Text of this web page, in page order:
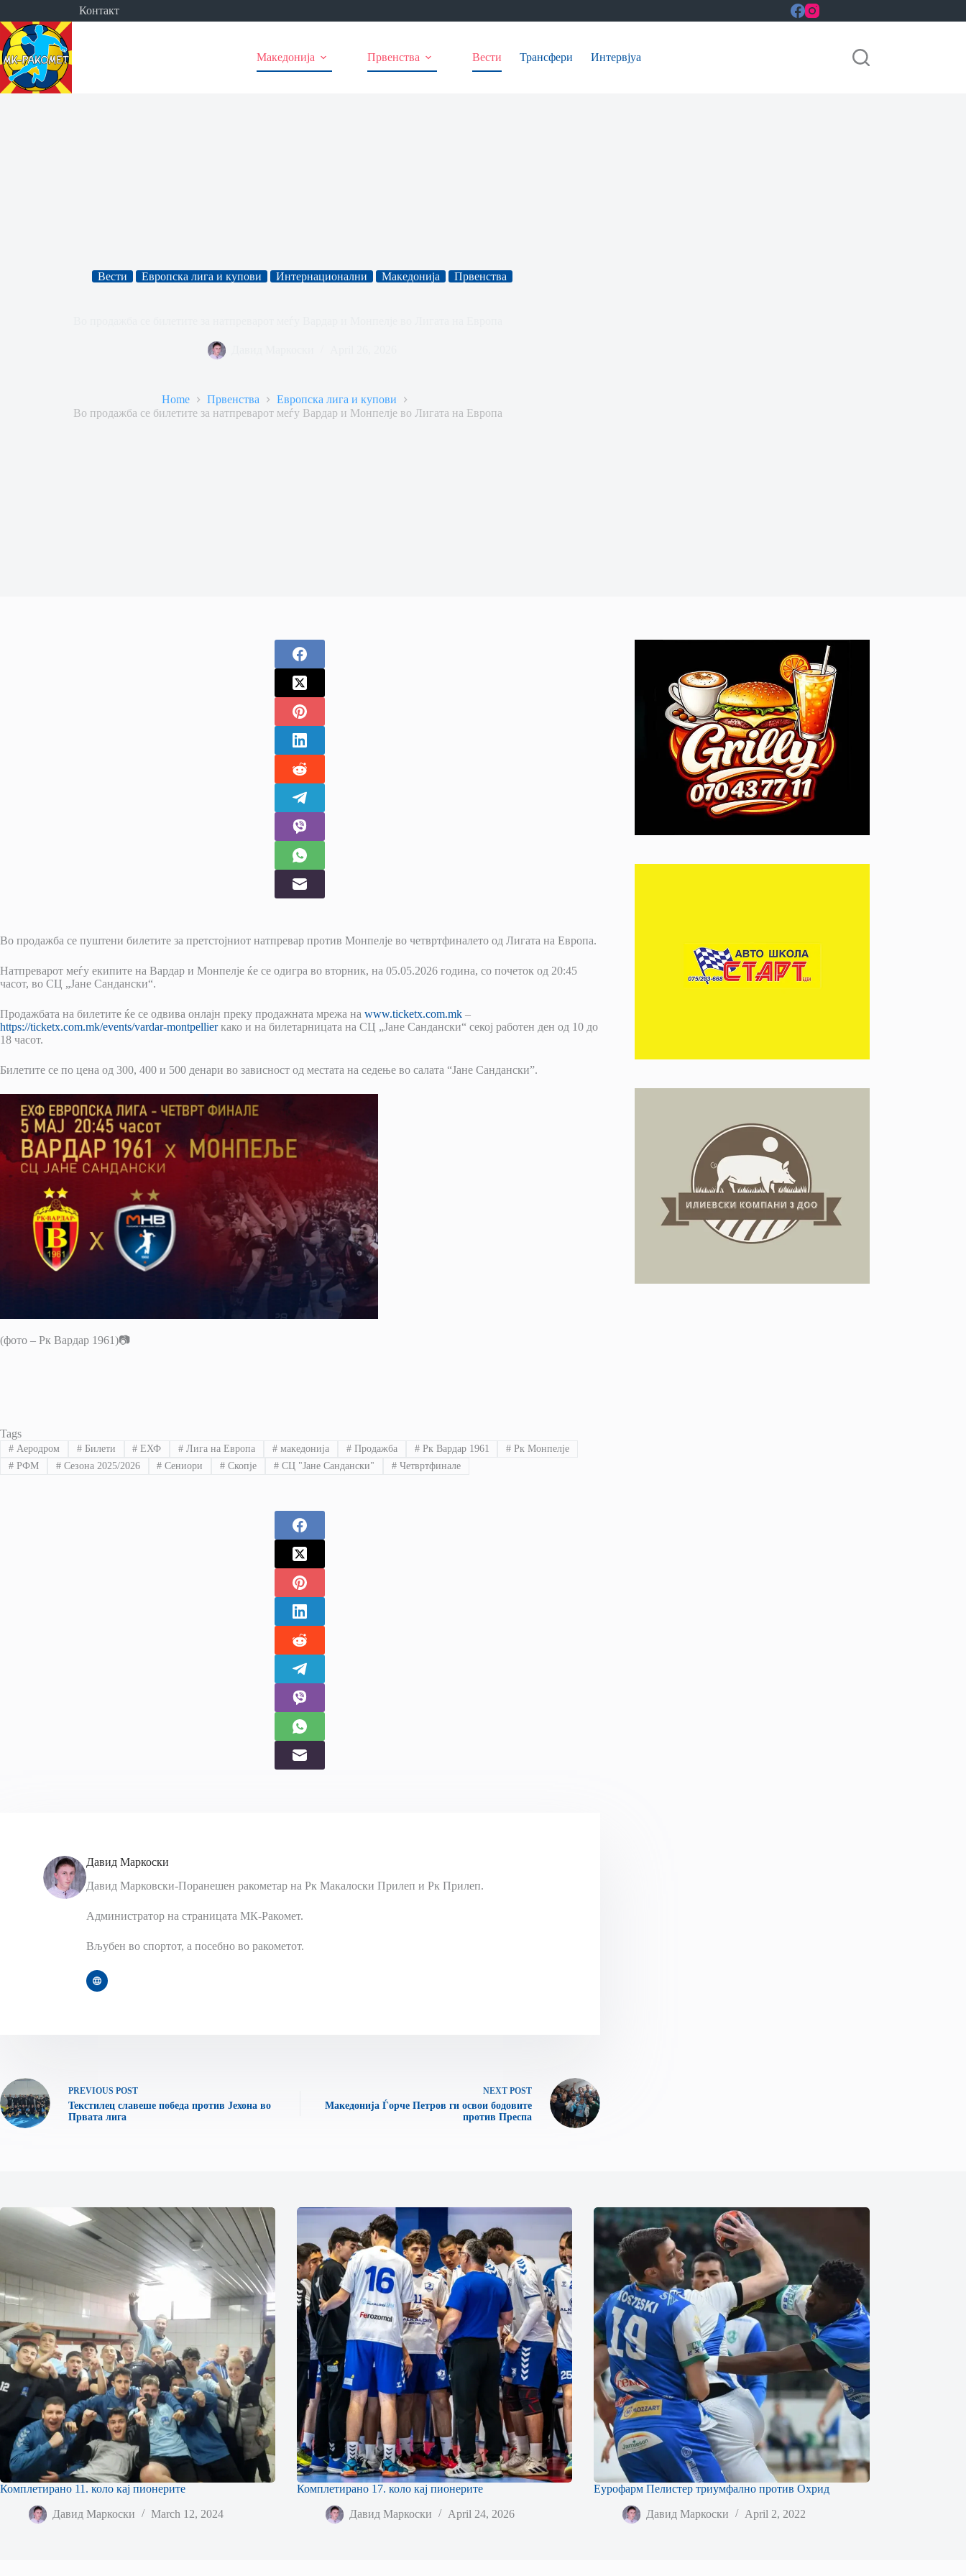
content
Контакт
Македонија Првенства Вести Трансфери Интервјуа
Вести Европска лига и купови Интернационални Македонија Првенства
Home Првенства
Европска лига и купови
Во продажба се билетите за натпреварот меѓу Вардар и Монпелје во Лигата на Европа
Во продажба се пуштени билетите за претстојниот натпревар против Монпелје во четвртфиналето од Лигата на Европа.
Натпреварот меѓу екипите на Вардар и Монпелје ќе се одигра во вторник, на 05.05.2026 година, со почеток од 20:45
часот, во СЦ „Јане Сандански“.
Продажбата на билетите ќе се одвива онлајн преку продажната мрежа на www.ticketx.com.mk –
https://ticketx.com.mk/events/vardar-montpellierкако и на билетарницата на СЦ „Јане Сандански“ секој работен ден од 10 до
18 часот.
Билетите се по цена од 300, 400 и 500 денари во зависност од местата на седење во салата “Јане Сандански”.
(фото – Рк Вардар 1961)📷
Tags
#Аеродром #Билети # ЕХФ # Лига на Европа # македонија #Продажба #Рк Вардар 1961 # Рк Монпелје
#РФМ #Сезона 2025/2026 # Сениори # Скопје # СЦ "Јане Сандански" #Четвртфинале
Давид Маркоски
Давид Марковски-Поранешен ракометар на Рк Макалоски Прилеп и Рк Прилеп.
Администратор на страницата МК-Ракомет.
Вљубен во спортот, а посебно во ракометот.
PREVIOUS POST
Текстилец славеше победа против Јехона во
Првата лига
NEXT POST
Македонија Ѓорче Петров ги освои бодовите
против Преспа
Комплетирано 11. коло кај пионерите
Давид Маркоски March 12, 2024
Комплетирано 17. коло кај пионерите
Давид Маркоски April 24, 2026
Еурофарм Пелистер триумфално против Охрид
Давид Маркоски April 2, 2022